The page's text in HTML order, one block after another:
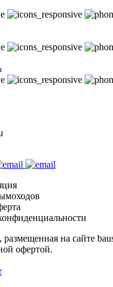
на сайте
офертой.